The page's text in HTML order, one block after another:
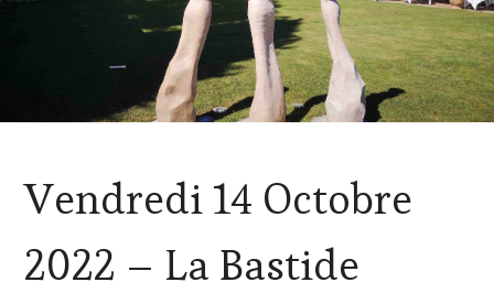
CLUB
TASTING
VOUCHER,
Vendredi 14 Octobre
2022 – La Bastide